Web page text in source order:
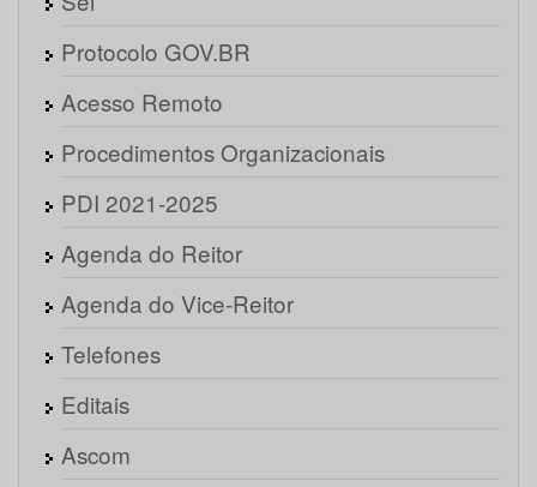
Protocolo GOV.BR
Acesso Remoto
Procedimentos Organizacionais
PDI 2021-2025
Agenda do Reitor
Agenda do Vice-Reitor
Telefones
Editais
Ascom